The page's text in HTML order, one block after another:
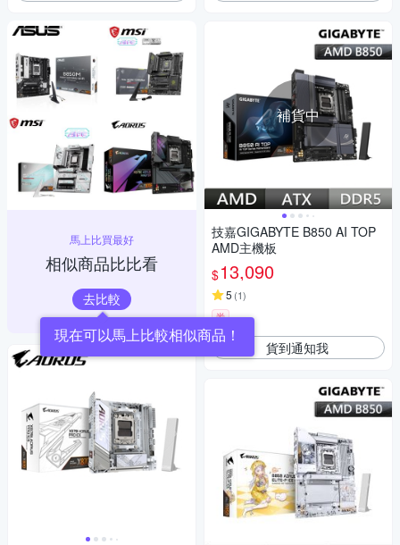
馬上比買最好
相似商品比比看
去比較
現在可以馬上比較相似商品！
補貨中
技嘉GIGABYTE B850 AI TOP
AMD主機板
$13,090
5 (1)
券
貨到通知我